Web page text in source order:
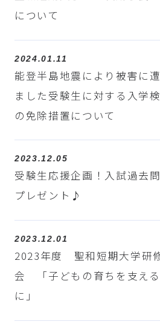
について
2024.01.11
能登半島地震により被害に
ました受験生に対する入学
の免除措置について
2023.12.05
受験生応援企画！入試過去
プレゼント♪
2023.12.01
2023年度 聖和短期大学研
会 「子どもの育ちを支え
に」